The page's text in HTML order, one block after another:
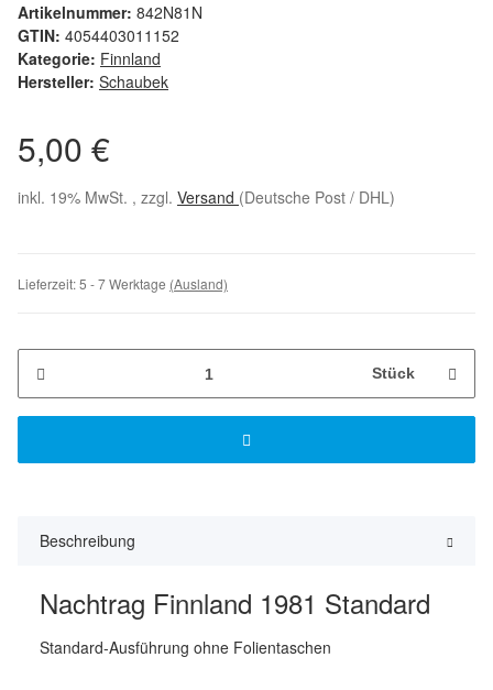
Artikelnummer: 842N81N
GTIN: 4054403011152
Kategorie: Finnland
Hersteller: Schaubek
5,00 €
inkl. 19% MwSt. , zzgl. Versand (Deutsche Post / DHL)
Lieferzeit:5 - 7 Werktage (Ausland)
Stück
Beschreibung
Nachtrag Finnland 1981 Standard
Standard-Ausführung ohne Folientaschen